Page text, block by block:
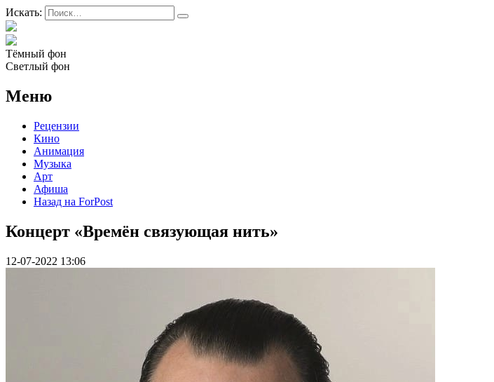
Искать:
Тёмный фон
Светлый фон
Меню
Рецензии
Кино
Анимация
Музыка
Арт
Афиша
Назад на ForPost
Концерт «Времён связующая нить»
12-07-2022 13:06